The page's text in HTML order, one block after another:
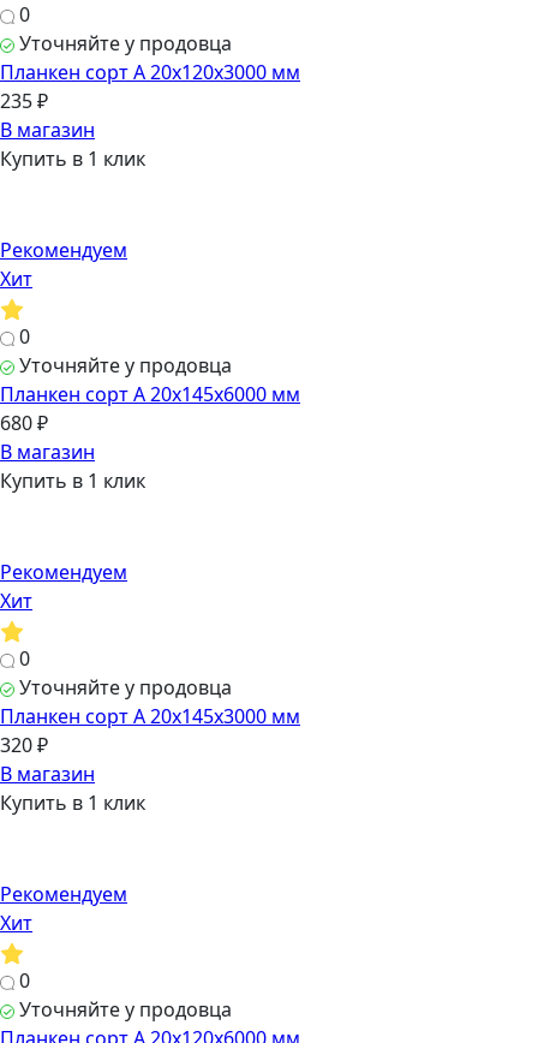
0
Уточняйте у продовца
Планкен сорт А 20х120х3000 мм
235 ₽
В магазин
Купить в 1 клик
Рекомендуем
Хит
0
Уточняйте у продовца
Планкен сорт А 20х145х6000 мм
680 ₽
В магазин
Купить в 1 клик
Рекомендуем
Хит
0
Уточняйте у продовца
Планкен сорт А 20х145х3000 мм
320 ₽
В магазин
Купить в 1 клик
Рекомендуем
Хит
0
Уточняйте у продовца